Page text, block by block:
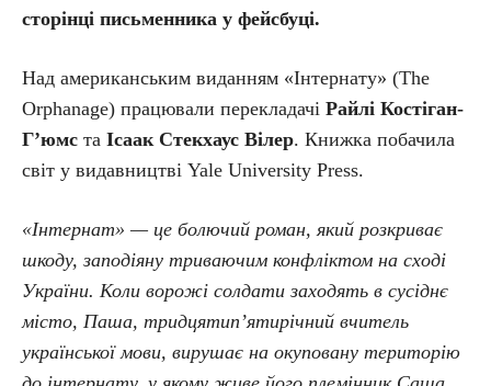
сторінці письменника у фейсбуці.
Над американським виданням «Інтернату» (The
Orphanage) працювали перекладачі Райлі Костіган-
Г’юмс та Ісаак Стекхаус Вілер. Книжка побачила
світ у видавництві Yale University Press.
«Інтернат» — це болючий роман, який розкриває
шкоду, заподіяну триваючим конфліктом на сході
України. Коли ворожі солдати заходять в сусіднє
місто, Паша, тридцятип’ятирічний вчитель
української мови, вирушає на окуповану територію